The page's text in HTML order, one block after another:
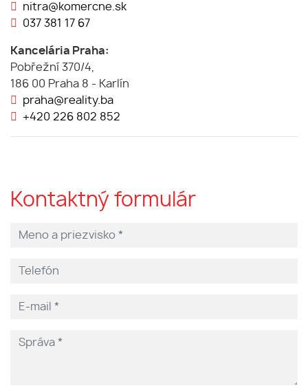
nitra@komercne.sk
037 381 17 67
Kancelária Praha:
Pobřežní 370/4,
186 00 Praha 8 - Karlín
praha@reality.ba
+420 226 802 852
Kontaktný formulár